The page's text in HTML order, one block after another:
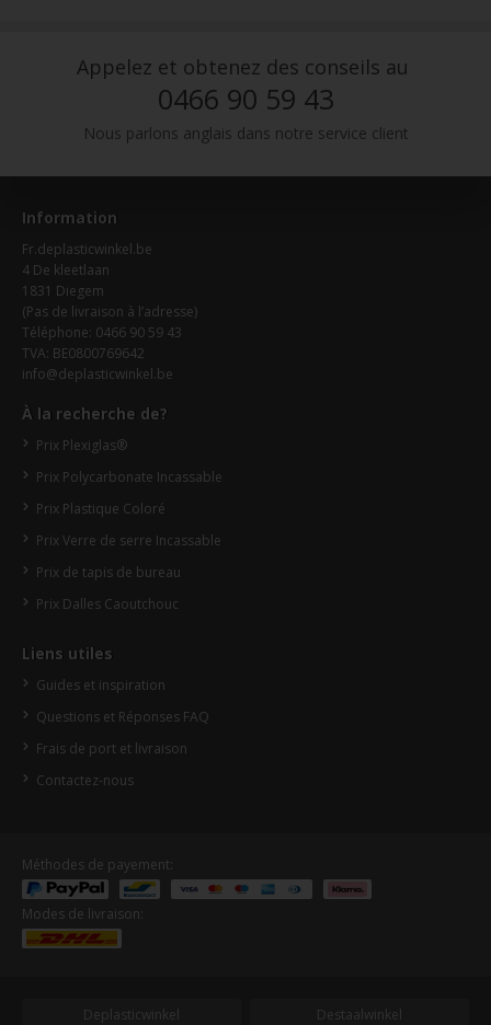
Appelez et obtenez des conseils au
0466 90 59 43
Nous parlons anglais dans notre service client
Information
Fr.deplasticwinkel.be
4 De kleetlaan
1831 Diegem
(Pas de livraison à l’adresse)
Téléphone: 0466 90 59 43
TVA: BE0800769642
info@deplasticwinkel.be
À la recherche de?
Prix Plexiglas®
Prix Polycarbonate Incassable
Prix Plastique Coloré
Prix Verre de serre Incassable
Prix de tapis de bureau
Prix Dalles Caoutchouc
Liens utiles
Guides et inspiration
Questions et Réponses FAQ
Frais de port et livraison
Contactez-nous
Méthodes de payement:
Modes de livraison:
Deplasticwinkel Destaalwinkel